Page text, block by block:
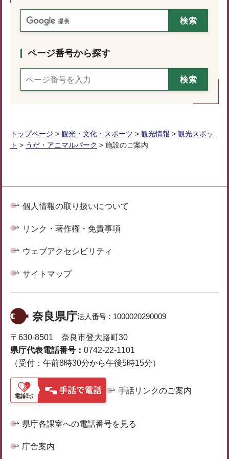
ページ番号から探す
トップページ > 観光・文化・スポーツ > 観光情報 > 観光スポッ
ト > うだ・アニマルパーク > 施設のご案内
個人情報の取り扱いについて
リンク・著作権・免責事項
ウェブアクセシビリティ
サイトマップ
奈良県庁法人番号： 1000020290009
〒630-8501 奈良市登大路町30
県庁代表電話番号： 0742-22-1101
（受付：午前8時30分から午後5時15分）
手話リンクのご案内
県庁各課室への電話番号を見る
庁舎案内